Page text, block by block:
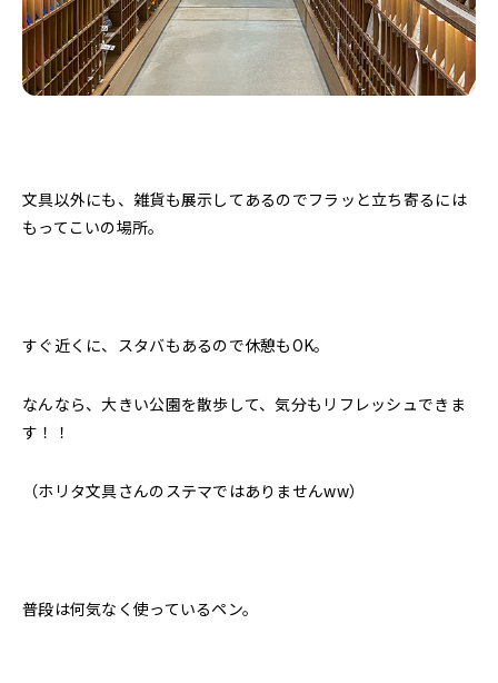
文具以外にも、雑貨も展示してあるのでフラッと立ち寄るには
もってこいの場所。
すぐ近くに、スタバもあるので休憩もOK。
なんなら、大きい公園を散歩して、気分もリフレッシュできま
す！！
（ホリタ文具さんのステマではありませんww）
普段は何気なく使っているペン。